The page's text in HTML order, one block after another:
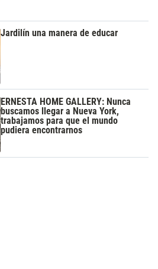
Jardilín una manera de educar
ERNESTA HOME GALLERY: Nunca
buscamos llegar a Nueva York,
trabajamos para que el mundo
pudiera encontrarnos